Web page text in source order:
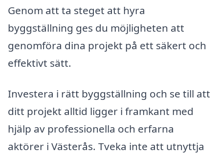
Genom att ta steget att hyra
byggställning ges du möjligheten att
genomföra dina projekt på ett säkert och
effektivt sätt.
Investera i rätt byggställning och se till att
ditt projekt alltid ligger i framkant med
hjälp av professionella och erfarna
aktörer i Västerås. Tveka inte att utnyttja